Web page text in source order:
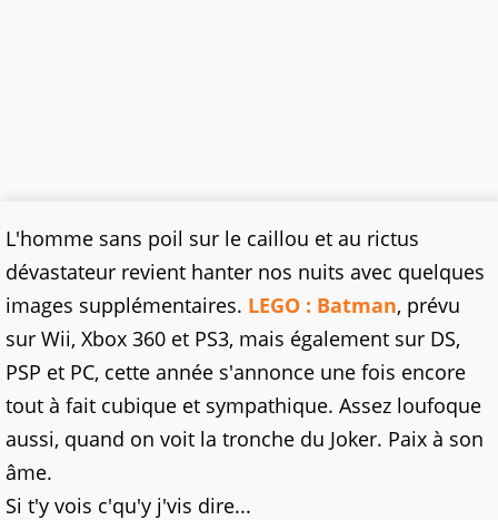
L'homme sans poil sur le caillou et au rictus
dévastateur revient hanter nos nuits avec quelques
images supplémentaires. LEGO : Batman, prévu
sur Wii, Xbox 360 et PS3, mais également sur DS,
PSP et PC, cette année s'annonce une fois encore
tout à fait cubique et sympathique. Assez loufoque
aussi, quand on voit la tronche du Joker. Paix à son
âme.
Si t'y vois c'qu'y j'vis dire...